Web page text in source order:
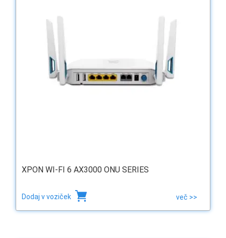
XPON WI-FI 6 AX3000 ONU SERIES
Dodaj v voziček več >>